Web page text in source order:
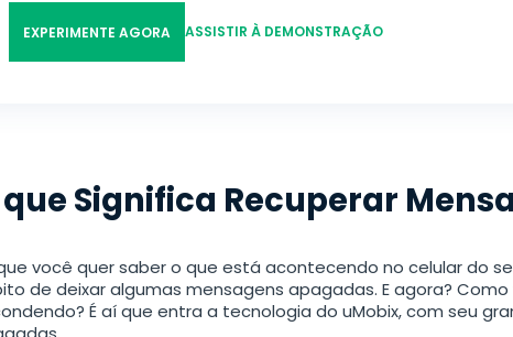
EXPERIMENTE AGORA ASSISTIR À DEMONSTRAÇÃO
que Significa Recuperar
você quer saber o que está acontecendo no celular do
de deixar algumas mensagens apagadas. E agora?
É aí que entra a tecnologia do uMobix, com seu